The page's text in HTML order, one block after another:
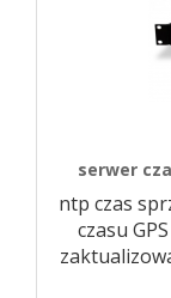
serwer
ntp czas
czasu